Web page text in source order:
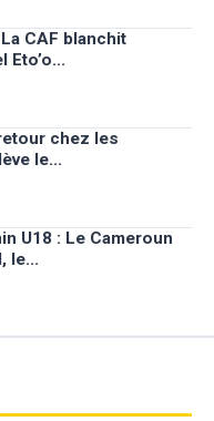
CAF blanchit
Eto’o...
chez les
le...
U18 : Le Cameroun
le...